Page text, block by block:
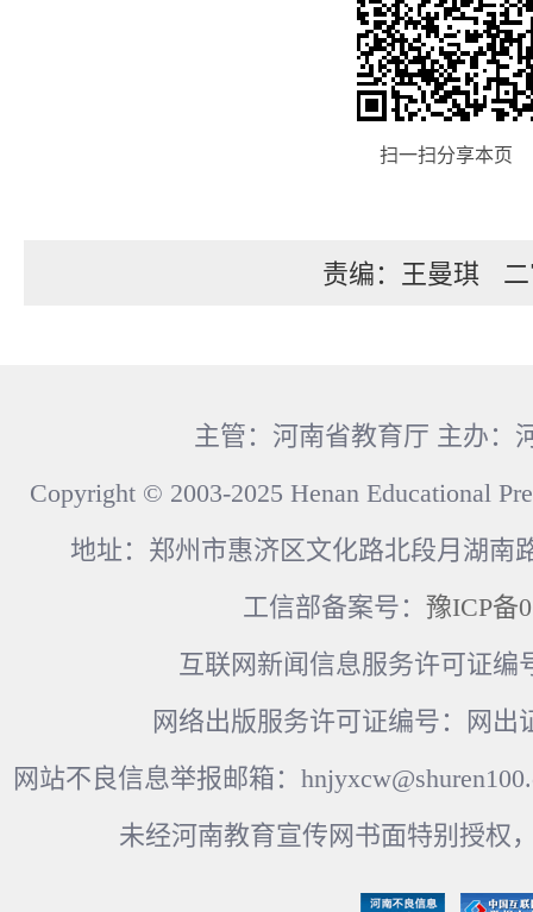
扫一扫分享本页
责编：王曼琪
主管：河南省教育厅 主办：
Copyright © 2003-2025 Henan Educational
地址：郑州市惠济区文化路北段月湖南
工信部备案号： 豫ICP备
互联网新闻信息服务许可证编
网络出版服务许可证编号：网出
网站不良信息举报邮箱：
未经河南教育宣传网书面特别授权